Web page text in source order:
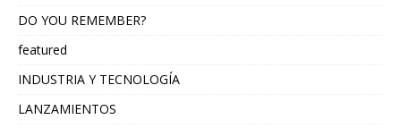
DO YOU REMEMBER?
featured
INDUSTRIA Y TECNOLOGÍA
LANZAMIENTOS